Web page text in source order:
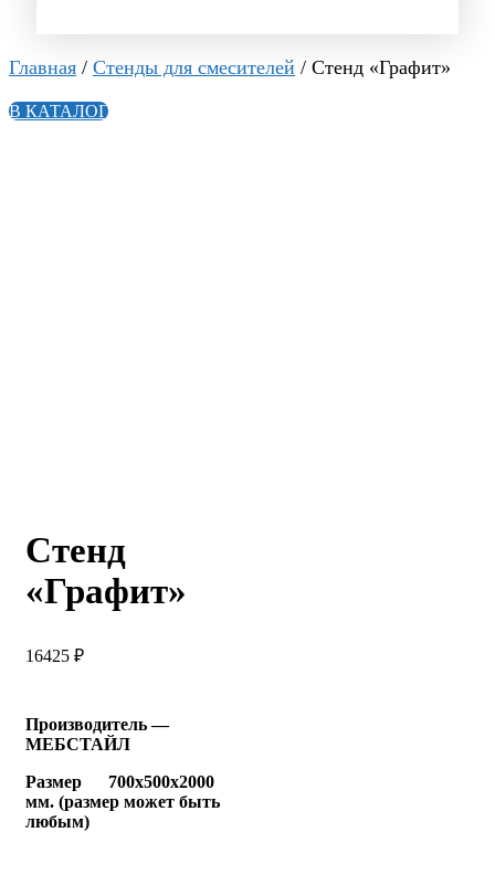
Главная / Стенды для смесителей / Стенд «Графит»
В КАТАЛОГ
Стенд
«Графит»
16425 ₽
Производитель —
МЕБСТАЙЛ
Размер 700х500х2000
мм. (размер может быть
любым)